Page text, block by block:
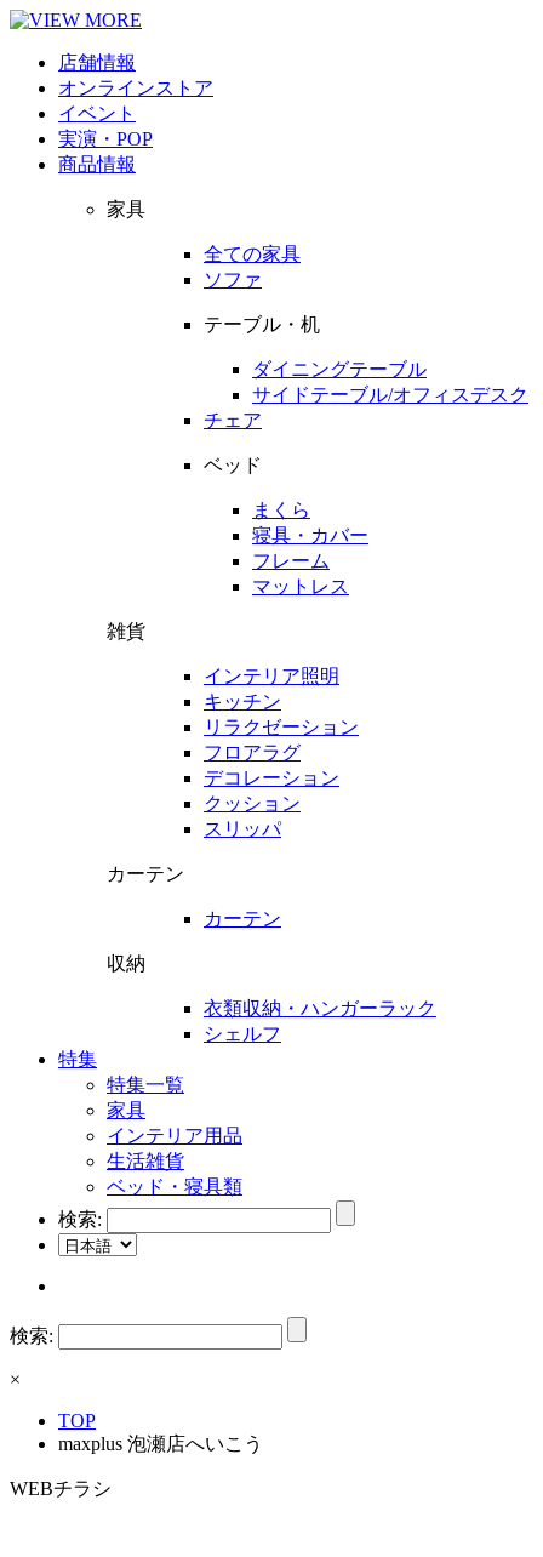
店舗情報
オンラインストア
イベント
実演・POP
商品情報
家具
全ての家具
ソファ
テーブル・机
ダイニングテーブル
サイドテーブル/オフィスデスク
チェア
ベッド
まくら
寝具・カバー
フレーム
マットレス
雑貨
インテリア照明
キッチン
リラクゼーション
フロアラグ
デコレーション
クッション
スリッパ
カーテン
カーテン
収納
衣類収納・ハンガーラック
シェルフ
特集
特集一覧
家具
インテリア用品
生活雑貨
ベッド・寝具類
検索:
検索:
×
TOP
maxplus 泡瀬店へいこう
WEBチラシ